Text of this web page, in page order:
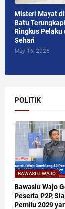
Misteri Mayat di
Batu
Ringkus Pelaku
Sehari
May 16, 2026
POLITIK
BAWASLU WAJO
Bawaslu Wajo
Peserta P2P,
Pemilu 2029